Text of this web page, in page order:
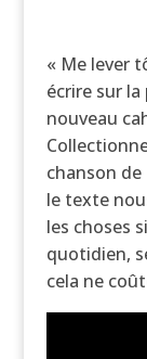
« Me lever
écrire sur
nouveau
chanson
le texte
les choses
quotidien,
cela ne